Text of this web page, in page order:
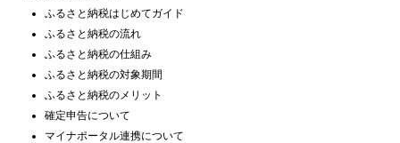
ふるさと納税はじめてガイド
ふるさと納税の流れ
ふるさと納税の仕組み
ふるさと納税の対象期間
ふるさと納税のメリット
確定申告について
マイナポータル連携について